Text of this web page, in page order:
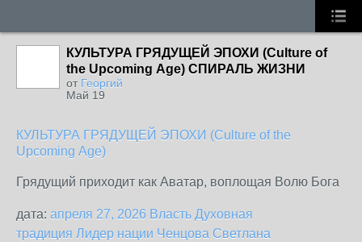
КУЛЬТУРА ГРЯДУЩЕЙ ЭПОХИ (Culture of
the Upcoming Аge) СПИРАЛЬ ЖИЗНИ
от Георгий
Май 19
КУЛЬТУРА ГРЯДУЩЕЙ ЭПОХИ (Culture of the
Upcoming Аge)
Грядущий приходит как Аватар, воплощая Волю Бога
дата: апреля 27, 2026 Власть Духовная
традиция Лидер нации Ченцова Светлана